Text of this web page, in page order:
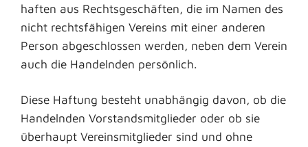
haften aus Rechtsgeschäften, die im Namen des
nicht rechtsfähigen Vereins mit einer anderen
Person abgeschlossen werden, neben dem Verein
auch die Handelnden persönlich.
Diese Haftung besteht unabhängig davon, ob die
Handelnden Vorstandsmitglieder oder ob sie
überhaupt Vereinsmitglieder sind und ohne